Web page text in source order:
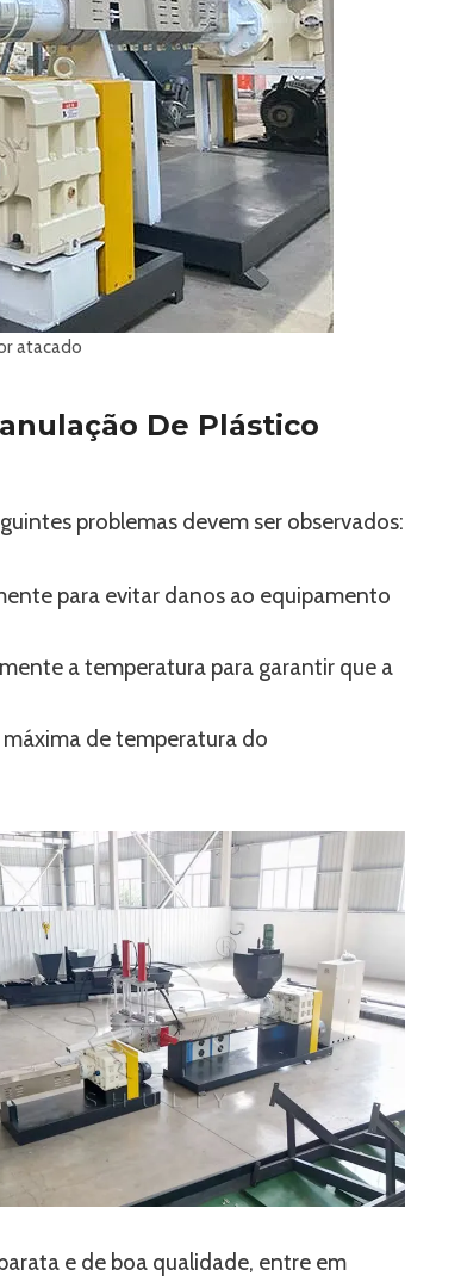
atacado
De Plástico
problemas devem ser observados:
para evitar danos ao equipamento
a temperatura para garantir que a
de temperatura do
e de boa qualidade, entre em